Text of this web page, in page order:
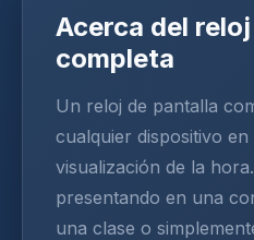
Acerca del
completa
Un reloj de pantalla
cualquier dispositivo
visualización de la
presentando en una
una clase o